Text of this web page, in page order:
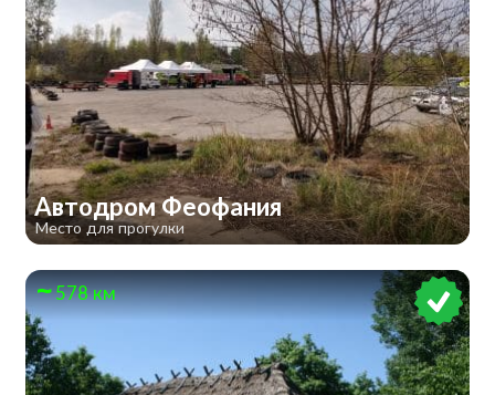
Автодром Феофания
Место для прогулки
578 км